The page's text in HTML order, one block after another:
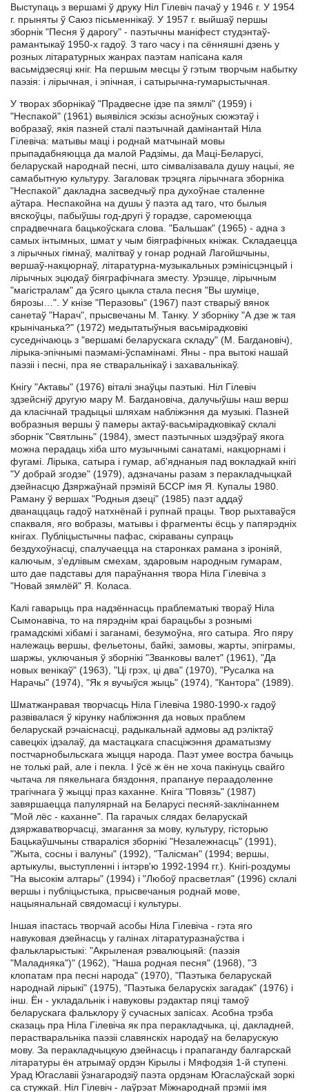
Выступаць з вершамі ў друку Ніл Гілевіч пачаў у 1946 г. У 1954
г. прыняты ў Саюз пісьменнікаў. У 1957 г. выйшаў першы
зборнік "Песня ў дарогу" - паэтычны маніфест студэнтаў-
рамантыкаў 1950-х гадоў. З таго часу і па сённяшні дзень у
розных літаратурных жанрах паэтам напісана каля
васьмідзесяці кніг. На першым месцы ў гэтым творчым набытку
паэзія: і лірычная, і эпічная, і сатырычна-гумарыстычная.
У творах зборнікаў "Прадвесне ідзе па зямлі" (1959) і
"Неспакой" (1961) выявіліся эскізы асноўных сюжэтаў і
вобразаў, якія пазней сталі паэтычнай дамінантай Ніла
Гілевіча: матывы маці і роднай матчынай мовы
прыпадабняюцца да малой Радзімы, да Маці-Беларусі,
беларускай народнай песні, што сімвалізавала душу нацыі, яе
самабытную культуру. Загаловак трэцяга лірычнага зборніка
"Неспакой" дакладна засведчыў пра духоўнае сталенне
аўтара. Неспакойна на душы ў паэта ад таго, что былыя
вяскоўцы, пабыўшы год-другі ў горадзе, саромеюцца
спрадвечнага бацькоўскага слова. "Бальшак" (1965) - адна з
самых інтымных, шмат у чым біяграфічных кніжак. Складаецца
з лірычных гімнаў, малітваў у гонар роднай Лагойшчыны,
вершаў-накцюрнаў, літаратурна-музыкальных рэмінісцэнцый і
лірычных эцюдаў біяграфічнага зместу. Урэшце, лірычным
"магістралам" да ўсяго цыкла стала песня "Вы шуміце,
бярозы…". У кнізе "Перазовы" (1967) паэт стварыў вянок
санетаў "Нарач", прысвечаны М. Танку. У зборніку "А дзе ж тая
крынічанька?" (1972) медытатыўныя васьмірадковікі
суседнічаюць з "вершамі беларускага складу" (М. Багдановіч),
лірыка-эпічнымі паэмамі-ўспамінамі. Яны - пра вытокі нашай
паэзіі і песні, пра яе стваральнікаў і захавальнікаў.
Кнігу "Актавы" (1976) віталі знаўцы паэтыкі. Ніл Гілевіч
здзейсніў другую мару М. Багдановіча, далучыўшы наш верш
да класічнай традыцыі шляхам набліжэння да музыкі. Пазней
вобразныя вершы ў памеры актаў-васьмірадковікаў склалі
зборнік "Святлынь" (1984), змест паэтычных шэдэўраў якога
можна перадаць хіба што музычнымі санатамі, накцюрнамі і
фугамі. Лірыка, сатыра і гумар, аб'яднаныя пад вокладкай кнігі
"У добрай згодзе" (1979), адзначаны разам з перакладчыцкай
дзейнасцю Дзяржаўнай прэміяй БССР імя Я. Купалы 1980.
Раману ў вершах "Родныя дзеці" (1985) паэт аддаў
дванаццаць гадоў натхнёнай і рупнай працы. Твор рыхтаваўся
спакваля, яго вобразы, матывы і фрагменты ёсць у папярэдніх
кнігах. Публіцыстычны пафас, скіраваны супраць
бездухоўнасці, спалучаецца на старонках рамана з іроніяй,
калючым, з'едлівым смехам, здаровым народным гумарам,
што дае падставы для параўнання твора Ніла Гілевіча з
"Новай зямлёй" Я. Коласа.
Калі гаварыць пра надзённасць праблематыкі твораў Ніла
Сымонавіча, то на пярэднім краі барацьбы з рознымі
грамадскімі хібамі і заганамі, безумоўна, яго сатыра. Яго пяру
належаць вершы, фельетоны, байкі, замовы, жарты, эпіграмы,
шаржы, уключаныя ў зборнікі "Званковы валет" (1961), "Да
новых венікаў" (1963), "Ці грэх, ці два" (1970), "Русалка на
Нарачы" (1974), "Як я вучыўся жыць" (1974), "Кантора" (1989).
Шматжанравая творчасць Ніла Гілевіча 1980-1990-х гадоў
развівалася ў кірунку набліжэння да новых праблем
беларускай рэчаіснасці, радыкальнай адмовы ад рэліктаў
савецкіх ідэалаў, да мастацкага спасціжэння драматызму
постчарнобыльскага жыцця народа. Паэт умее востра бачыць
не толькі рай, але і пекла. І ўсё ж ён не хоча пакінуць свайго
чытача ля пякельнага бяздоння, прапануе пераадоленне
трагічнага ў жыцці праз каханне. Кніга "Повязь" (1987)
завяршаецца папулярнай на Беларусі песняй-заклінаннем
"Мой лёс - каханне". Па гарачых слядах беларускай
дзяржаватворчасці, змагання за мову, культуру, гісторыю
Бацькаўшчыны ствараліся зборнікі "Незалежнасць" (1991),
"Жыта, сосны і валуны" (1992), "Талісман" (1994; вершы,
артыкулы, выступленні і інтэрв'ю 1992-1994 гг.). Кнігі-роздумы
"На высокім алтары" (1994) і "Любоў прасветлая" (1996) склалі
вершы і публіцыстыка, прысвечаныя роднай мове,
нацыянальнай свядомасці і культуры.
Іншая іпастась творчай асобы Ніла Гілевіча - гэта яго
навуковая дзейнасць у галінах літаратуразнаўства і
фалькларыстыкі: "Акрыленая рэвалюцыяй: (паэзія
"Маладняка")" (1962), "Наша родная песня" (1968), "З
клопатам пра песні народа" (1970), "Паэтыка беларускай
народнай лірыкі" (1975), "Паэтыка беларускіх загадак" (1976) і
інш. Ён - укладальнік і навуковы рэдактар пяці тамоў
беларускага фальклору ў сучасных запісах. Асобна трэба
сказаць пра Ніла Гілевіча як пра перакладчыка, ці, дакладней,
перастваральніка паэзіі славянскіх народаў на беларускую
мову. За перакладчыцкую дзейнасць і прапаганду балгарскай
літаратуры ён атрымаў ордэн Кірылы і Мяфодзія 1-й ступені.
Урад Югаславіі ўзнагародзіў паэта ордэнам Югаслаўскай зоркі
са стужкай. Ніл Гілевіч - лаўрэат Міжнароднай прэміі імя